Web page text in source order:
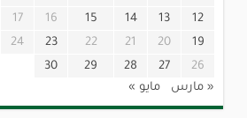
12
13
14
15
16
17
19
20
21
22
23
24
26
27
28
29
30
« مارس
مايو »